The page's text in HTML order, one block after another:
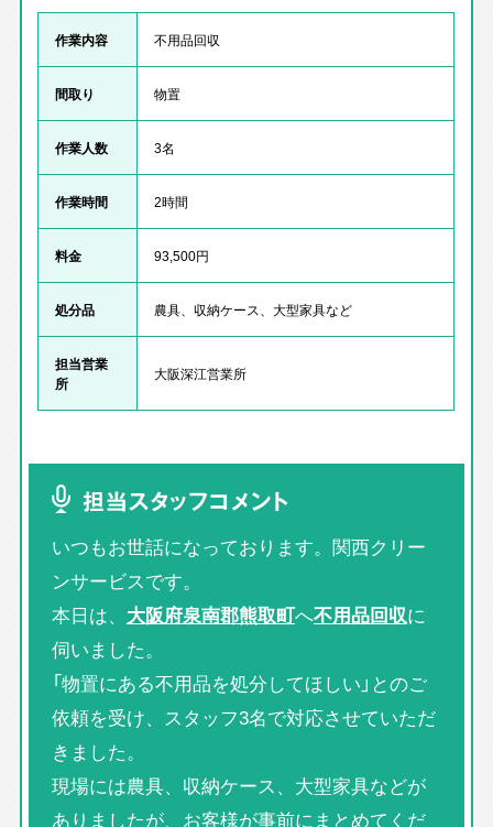
作業内容 不用品回収
間取り 物置
作業人数 3名
作業時間 2時間
料金 93,500円
処分品 農具、収納ケース、大型家具など
担当営業
所
大阪深江営業所
担当スタッフコメント
いつもお世話になっております。関西クリー
ンサービスです。
本日は、 大阪府泉南郡熊取町へ不用品回収に
伺いました。
「物置にある不用品を処分してほしい」とのご
依頼を受け、スタッフ3名で対応させていただ
きました。
現場には農具、収納ケース、大型家具などが
ありましたが、お客様が事前にまとめてくだ